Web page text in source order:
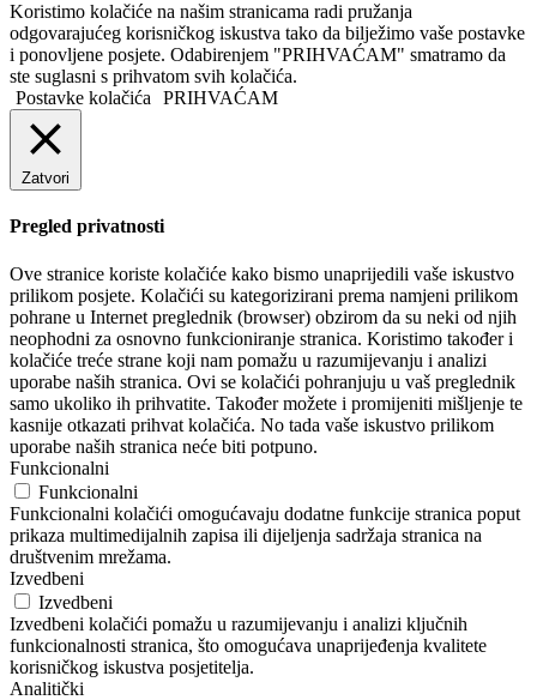
Koristimo kolačiće na našim stranicama radi pružanja
odgovarajućeg korisničkog iskustva tako da bilježimo vaše postavke
i ponovljene posjete. Odabirenjem "PRIHVAĆAM" smatramo da
ste suglasni s prihvatom svih kolačića.
Postavke kolačića
PRIHVAĆAM
Zatvori
Pregled privatnosti
Ove stranice koriste kolačiće kako bismo unaprijedili vaše iskustvo
prilikom posjete. Kolačići su kategorizirani prema namjeni prilikom
pohrane u Internet preglednik (browser) obzirom da su neki od njih
neophodni za osnovno funkcioniranje stranica. Koristimo također i
kolačiće treće strane koji nam pomažu u razumijevanju i analizi
uporabe naših stranica. Ovi se kolačići pohranjuju u vaš preglednik
samo ukoliko ih prihvatite. Također možete i promijeniti mišljenje te
kasnije otkazati prihvat kolačića. No tada vaše iskustvo prilikom
uporabe naših stranica neće biti potpuno.
Funkcionalni
Funkcionalni
Funkcionalni kolačići omogućavaju dodatne funkcije stranica poput
prikaza multimedijalnih zapisa ili dijeljenja sadržaja stranica na
društvenim mrežama.
Izvedbeni
Izvedbeni
Izvedbeni kolačići pomažu u razumijevanju i analizi ključnih
funkcionalnosti stranica, što omogućava unaprijeđenja kvalitete
korisničkog iskustva posjetitelja.
Analitički